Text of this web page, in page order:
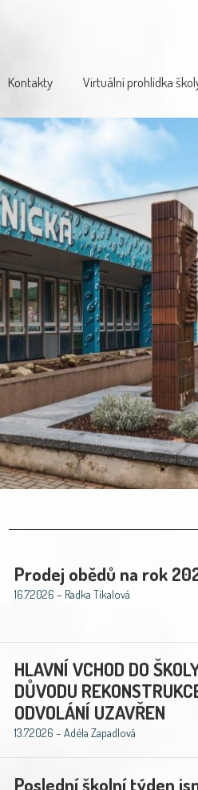
Kontakty Virtuální prohlídka
Prodej obědů na rok
16.7.2026 – Radka Tíkalová
HLAVNÍ VCHOD DO
DŮVODU
ODVOLÁNÍ UZAVŘEN
13.7.2026 – Adéla Zapadlová
Poslední školní týden